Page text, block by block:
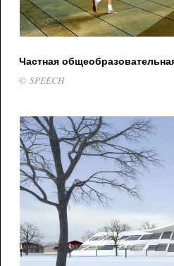
Частная
© SPEECH